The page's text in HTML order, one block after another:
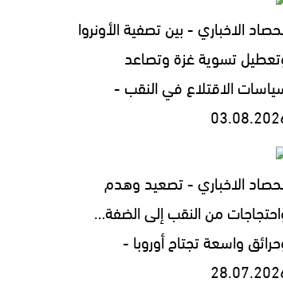
الاخباري - بين تصفية الأونروا
تسوية غزة وتصاعد
الاقتلاع في النقب -
الاخباري - تصعيد وهدم
من النقب إلى الضفة…
واسعة تجتاح أوروبا -